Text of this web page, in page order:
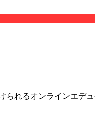
れるオンラインエデ